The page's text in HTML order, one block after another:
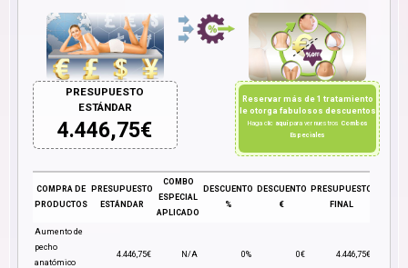
PRESUPUESTO
ESTÁNDAR
4.446,75€
Reservar más de 1 tratamiento
le otorga fabulosos descuentos
Haga clic aquípara ver nuestros Combos
Especiales
COMPRA DE
PRODUCTOS
PRESUPUESTO
ESTÁNDAR
COMBO
ESPECIAL
APLICADO
DESCUENTO
%
DESCUENTO
€
PRESUPUESTO
FINAL
Aumento de
pecho
anatómico
4.446,75€ N/A 0% 0€ 4.446,75€